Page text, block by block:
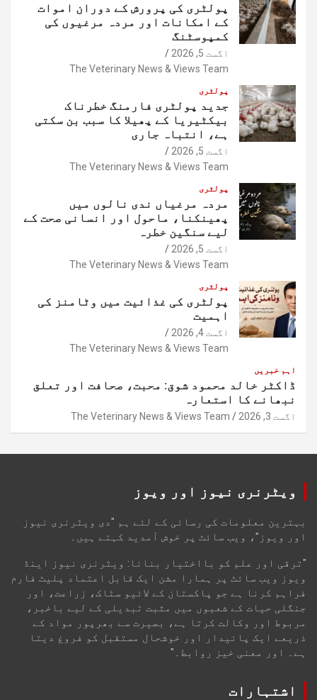
پولٹری کی پرورش کے دوران اموات
کے امکانات اور مردہ مرغیوں کی
کمپوسٹنگ
اگست 5, 2026
The Veterinary News & Views Team
پولٹری
جدید پولٹری فارمنگ خطرناک
بیکٹیریا کے پھیلا کا سبب بن سکتی
ہے، انتباہ جاری
اگست 5, 2026
The Veterinary News & Views Team
پولٹری
مردہ مرغیاں ندی نالوں میں
پھینکنا، ماحول اور انسانی صحت کے
لیے سنگین خطرہ
اگست 5, 2026
The Veterinary News & Views Team
پولٹری
پولٹری کی غذائیت میں وٹامنز کی
اہمیت
اگست 4, 2026
The Veterinary News & Views Team
اہم خبریں
ڈاکٹر خالد محمود شوق: محبت، صحافت اور تعلق
نبھانے کا استعارہ
اگست 3, 2026 The Veterinary News & Views Team
ویٹرنری نیوز اور ویوز
بہترین معلومات کی رسائی کے لئے ہم "دی ویٹرنری نیوز
اور ویوز"، ویب سائٹ پر خوش آمدید کہتے ہیں۔
"ترقی اور علم کو بااختیار بنانا: ویٹرنری نیوز اینڈ
ویوز ویب سائٹ پر ہمارا مشن ایک قابل اعتماد پلیٹ فارم
فراہم کرنا ہے جو پاکستان کے لائیو سٹاک، زراعت، اور
جنگلی حیات کے شعبوں میں مثبت تبدیلی کے لیے باخبر،
مربوط اور وکالت کرتا ہے، بصیرت سے بھرپور مواد کے
ذریعے ایک پائیدار اور خوشحال مستقبل کو فروغ دیتا
ہے۔ اور معنی خیز روابط۔"
اشتہارات